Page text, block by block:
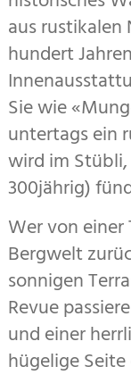
aus
hundert
Sie wie
untertags ein
wird im Stübli,
300jährig)
Wer von
Bergwelt
sonnigen
Revue
und einer
hügelige